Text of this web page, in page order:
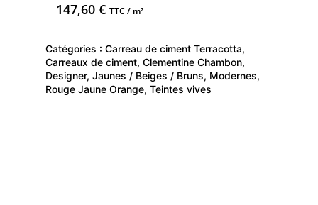
147,60€ TTC / m²
Catégories : Carreau de ciment Terracotta,
Carreaux de ciment, Clementine Chambon,
Designer, Jaunes / Beiges / Bruns, Modernes,
Rouge Jaune Orange, Teintes vives